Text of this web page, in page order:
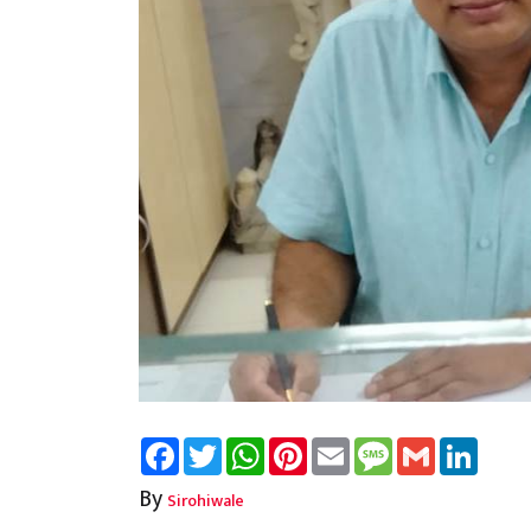
FacebookTwitterWhatsAppPinterest
Email Message
Gmail
By Sirohiwale